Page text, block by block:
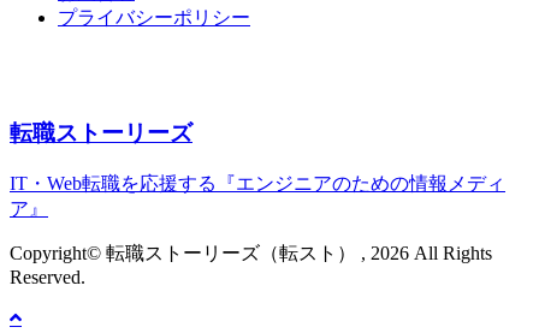
プライバシーポリシー
転職ストーリーズ
IT・Web転職を応援する『エンジニアのための情報メディ
ア』
Copyright© 転職ストーリーズ（転スト） , 2026 All Rights
Reserved.